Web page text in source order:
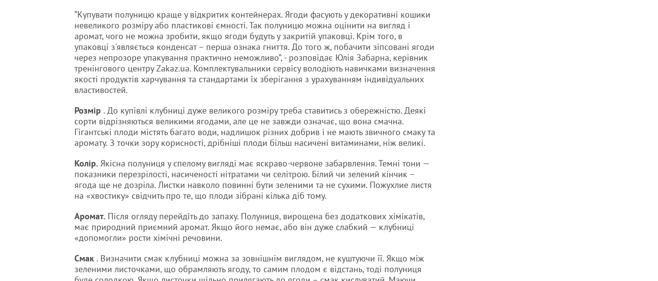
“Купувати полуницю краще у відкритих контейнерах. Ягоди фасують у декоративні кошики
невеликого розміру або пластикові ємності. Так полуницю можна оцінити на вигляд і
аромат, чого не можна зробити, якщо ягоди будуть у закритій упаковці. Крім того, в
упаковці з'являється конденсат – перша ознака гниття. До того ж, побачити зіпсовані ягоди
через непрозоре упакування практично неможливо”, - розповідає Юлія Забарна, керівник
тренінгового центру Zakaz.ua. Комплектувальники сервісу володіють навичками визначення
якості продуктів харчування та стандартами їх зберігання з урахуванням індивідуальних
властивостей.
Розмір . До купівлі клубниці дуже великого розміру треба ставитись з обережністю. Деякі
сорти відрізняються великими ягодами, але це не завжди означає, що вона смачна.
Гігантські плоди містять багато води, надлишок різних добрив і не мають звичного смаку та
аромату. З точки зору корисності, дрібніші плоди більш насичені витаминами, ніж великі.
Колір. Якісна полуниця у спелому вигляді має яскраво-червоне забарвлення. Темні тони —
показники перезрілості, насиченості нітратами чи селітрою. Білий чи зелений кінчик –
ягода ще не дозріла. Листки навколо повинні бути зеленими та не сухими. Пожухлие листя
на «хвостику» свідчить про те, що плоди зібрані кілька діб тому.
Аромат. Після огляду перейдіть до запаху. Полуниця, вирощена без додаткових хімікатів,
має природний приємний аромат. Якщо його немає, або він дуже слабкий — клубниці
«допомогли» рости хімічні речовини.
Смак . Визначити смак клубниці можна за зовнішнім виглядом, не куштуючи її. Якщо між
зеленими листочками, що обрамляють ягоду, то самим плодом є відстань, тоді полуниця